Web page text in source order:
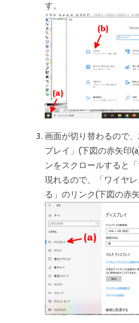
す。
画面が切り替わるので
プレイ」(下図の赤矢印
ンをスクロールすると
現れるので、「ワイヤ
る」のリンク(下図の赤